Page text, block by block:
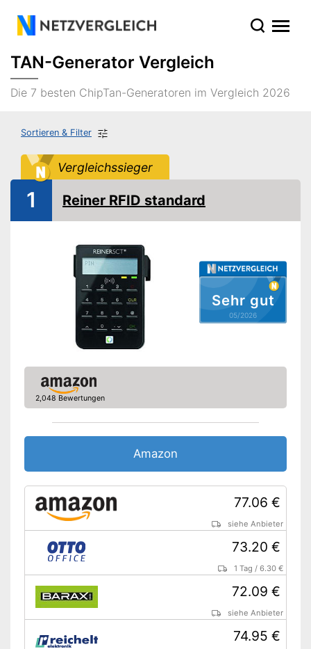
TAN-Generator Vergleich
Die 7 besten ChipTan-Generatoren im Vergleich 2026
Sortieren & Filter
Vergleichssieger
Sehr gut
05/2026
1 Reiner RFID standard
2,048 Bewertungen
Amazon
77.06 €
siehe Anbieter
73.20 €
1 Tag /6.30 €
72.09 €
siehe Anbieter
74.95 €